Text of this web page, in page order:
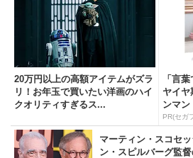
20万円以上の高額アイテムがズラ
リ！お年玉で買いたい洋画のハイ
クオリティすぎるス...
「言
ヤイ
ンマン
PR(セガ
マーティン・スコセ
ン・スピルバーグ監督